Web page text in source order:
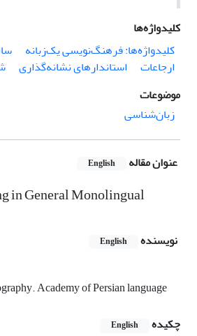
کلیدواژه‌ها
کلیدواژه‌‌ها: فرهنگ‌‌نویسی یک‌زبانه
ارجاعات
استاندارهای نشانه‌گذاری
موضوعات
زبان‌شناسی
عنوان مقاله English
in General Monolingual
نویسنده English
Academy of Persian language
چکیده
English